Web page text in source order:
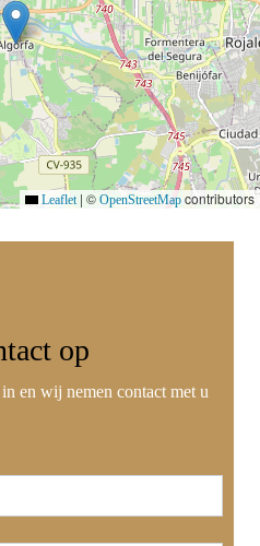
Leaflet | © OpenStreetMap contributors
op
en wij nemen contact met u